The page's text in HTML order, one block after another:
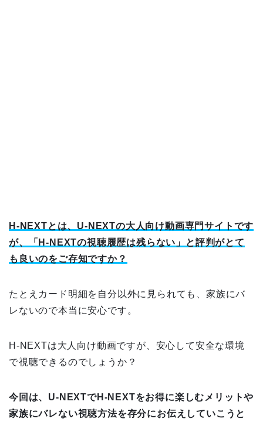
H-NEXTとは、U-NEXTの大人向け動画専門サイトです
が、「H-NEXTの視聴履歴は残らない」と評判がとて
も良いのをご存知ですか？
たとえカード明細を自分以外に見られても、家族にバ
レないので本当に安心です。
H-NEXTは大人向け動画ですが、安心して安全な環境
で視聴できるのでしょうか？
今回は、U-NEXTでH-NEXTをお得に楽しむメリットや
家族にバレない視聴方法を存分にお伝えしていこうと